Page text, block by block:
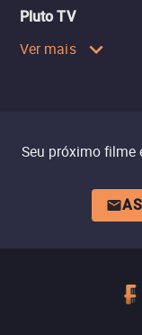
Pluto TV
Ver mais
Seu próximo filme